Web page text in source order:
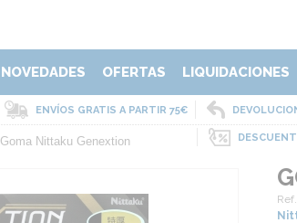
NOVEDADES OFERTAS LIQUIDACIONES
ENVÍOS GRATIS A PARTIR 75€
Goma Nittaku Genextion